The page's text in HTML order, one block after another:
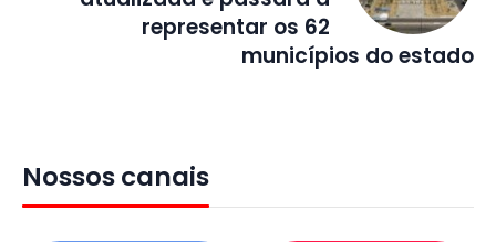
representar os 62
municípios do estado
Nossos canais